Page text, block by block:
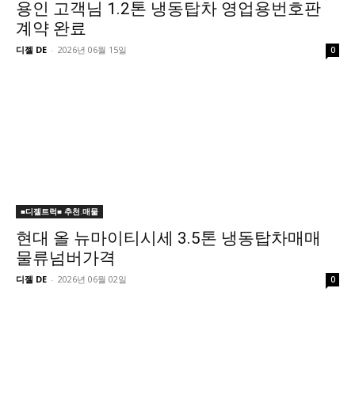
용인 고객님 1.2톤 냉동탑차 영업용번호판
계약 완료
디젤 DE - 2026년 06월 15일 0
■디젤트럭■ 추천.매물
현대 올 뉴마이티시세 3.5톤 냉동탑차매매
물류넘버가격
디젤 DE - 2026년 06월 02일 0